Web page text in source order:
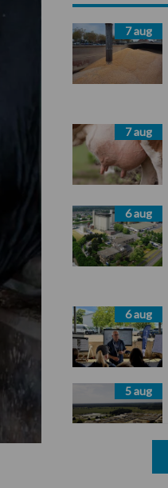
Sidebar7 aug
7 aug
6 aug
6 aug
5 aug